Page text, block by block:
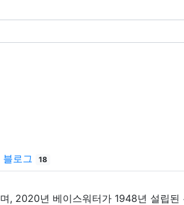
블로그 18
, 2020년 베이스워터가 1948년 설립